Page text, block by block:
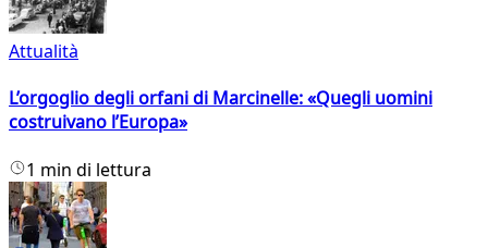
Attualità
L’orgoglio degli orfani di Marcinelle: «Quegli uomini
costruivano l’Europa»
1 min di lettura